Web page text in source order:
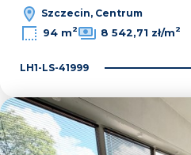
Szczecin, Centrum
94 m2 8 542,71 zł/m2
LH1-LS-41999